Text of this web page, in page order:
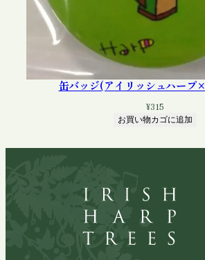
缶バッジ(アイリッシュハープ
¥315
お買い物カゴに追加